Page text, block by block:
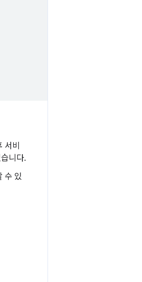
비
니다.
수 있